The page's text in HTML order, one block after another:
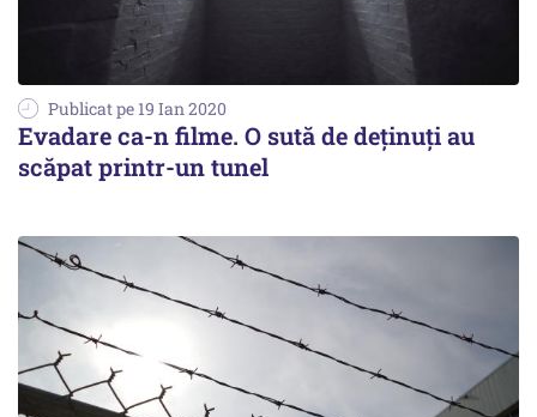
Publicat pe 19 Ian 2020
Evadare ca-n filme. O sută de deţinuţi au
scăpat printr-un tunel